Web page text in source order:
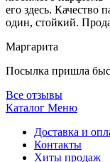
его здесь. Качество
один, стойкий.
Маргарита
Посылка пришла
Все отзывы
Каталог Меню
Доставка и
Контакты
Хиты продаж